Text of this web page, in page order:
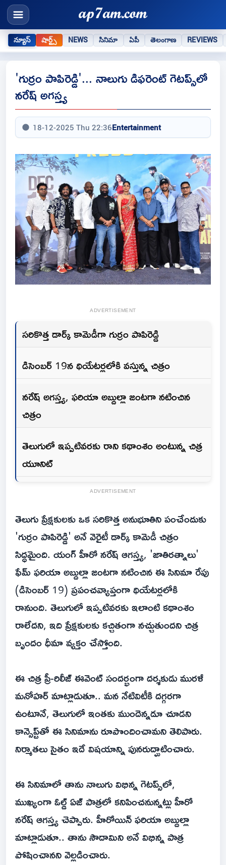
న్యూస్ షార్ట్స్ NEWS సినిమా ఏపీ తెలంగాణ REVIEWS
'గుర్రం పాపిరెడ్డి'... నాలుగు డిఫరెంట్ గెటప్స్‌లో
నరేష్ అగస్త్య
18-12-2025 Thu 22:36Entertainment
ADVERTISEMENT
సరికొత్త డార్క్ కామెడీగా గుర్రం పాపిరెడ్డి
డిసెంబర్ 19న థియేటర్లలోకి వస్తున్న చిత్రం
నరేష్ అగస్త్య, ఫరియా అబ్దుల్లా జంటగా నటించిన
చిత్రం
తెలుగులో ఇప్పటివరకు రాని కథాంశం అంటున్న చిత్ర
యూనిట్
ADVERTISEMENT
తెలుగు ప్రేక్షకులకు ఒక సరికొత్త అనుభూతిని పంచేందుకు
'గుర్రం పాపిరెడ్డి' అనే వెరైటీ డార్క్ కామెడీ చిత్రం
సిద్ధమైంది. యంగ్ హీరో నరేష్ ఆగస్త్య, 'జాతిరత్నాలు'
ఫేమ్ ఫరియా అబ్దుల్లా జంటగా నటించిన ఈ సినిమా రేపు
(డిసెంబర్ 19) ప్రపంచవ్యాప్తంగా థియేటర్లలోకి
రానుంది. తెలుగులో ఇప్పటివరకు ఇలాంటి కథాంశం
రాలేదని, ఇది ప్రేక్షకులకు కచ్చితంగా నచ్చుతుందని చిత్ర
బృందం ధీమా వ్యక్తం చేస్తోంది.
ఈ చిత్ర ప్రీ-రిలీజ్ ఈవెంట్ సందర్భంగా దర్శకుడు మురళీ
మనోహర్ మాట్లాడుతూ.. మన నేటివిటీకి దగ్గరగా
ఉంటూనే, తెలుగులో ఇంతకు ముందెన్నడూ చూడని
కాన్సెప్ట్‌తో ఈ సినిమాను రూపొందించామని తెలిపారు.
నిర్మాతలు సైతం ఇదే విషయాన్ని పునరుద్ఘాటించారు.
ఈ సినిమాలో తాను నాలుగు విభిన్న గెటప్స్‌లో,
ముఖ్యంగా ఓల్డ్ ఏజ్ పాత్రలో కనిపించనున్నట్లు హీరో
నరేష్ ఆగస్త్య చెప్పారు. హీరోయిన్ ఫరియా అబ్దుల్లా
మాట్లాడుతూ.. తాను సౌదామిని అనే విభిన్న పాత్ర
పోషించానని వెల్లడించారు.